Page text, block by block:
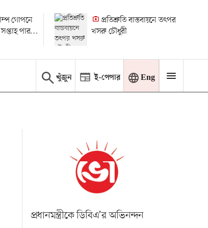
গোপনে
পার
প্রতিশ্রুতি বাস্তবায়নে তৎপর
খসরু চৌধুরী
খুঁজুন ই-পেপার Eng
প্রধানমন্ত্রীকে ডিবিএ’র অভিনন্দন